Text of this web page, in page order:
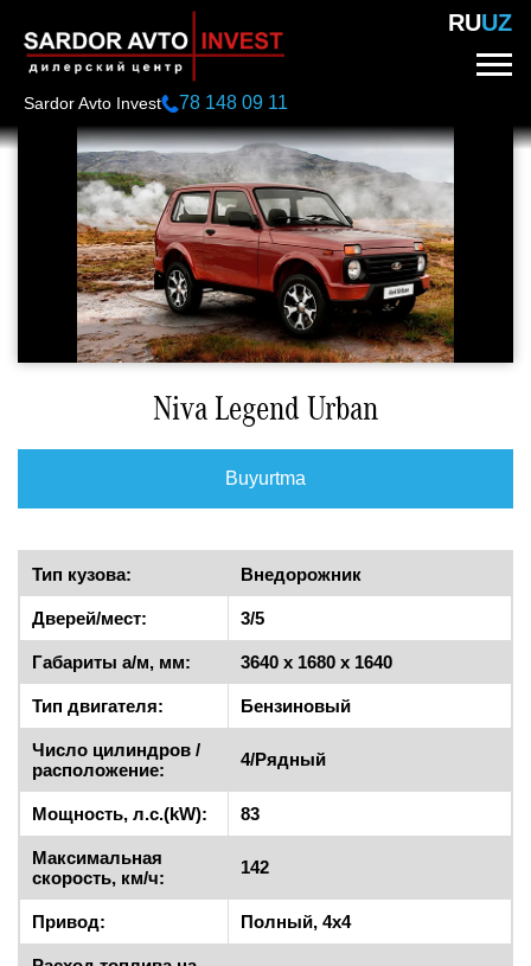
main
content
RUUZ
Sardor Avto Invest 78 148 09 11
Niva Legend Urban
Buyurtma
Тип кузова: Внедорожник
Дверей/мест: 3/5
Габариты а/м, мм: 3640 x 1680 x 1640
Тип двигателя: Бензиновый
Число цилиндров /
расположение:
4/Рядный
Мощность, л.с.(kW): 83
Максимальная
скорость, км/ч:
142
Привод: Полный, 4x4